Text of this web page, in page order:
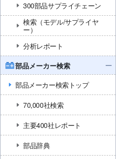
300部品サプライチェーン
検索（モデル/サプライヤ
ー）
分析レポート
部品メーカー検索
部品メーカー検索トップ
70,000社検索
主要400社レポート
部品辞典